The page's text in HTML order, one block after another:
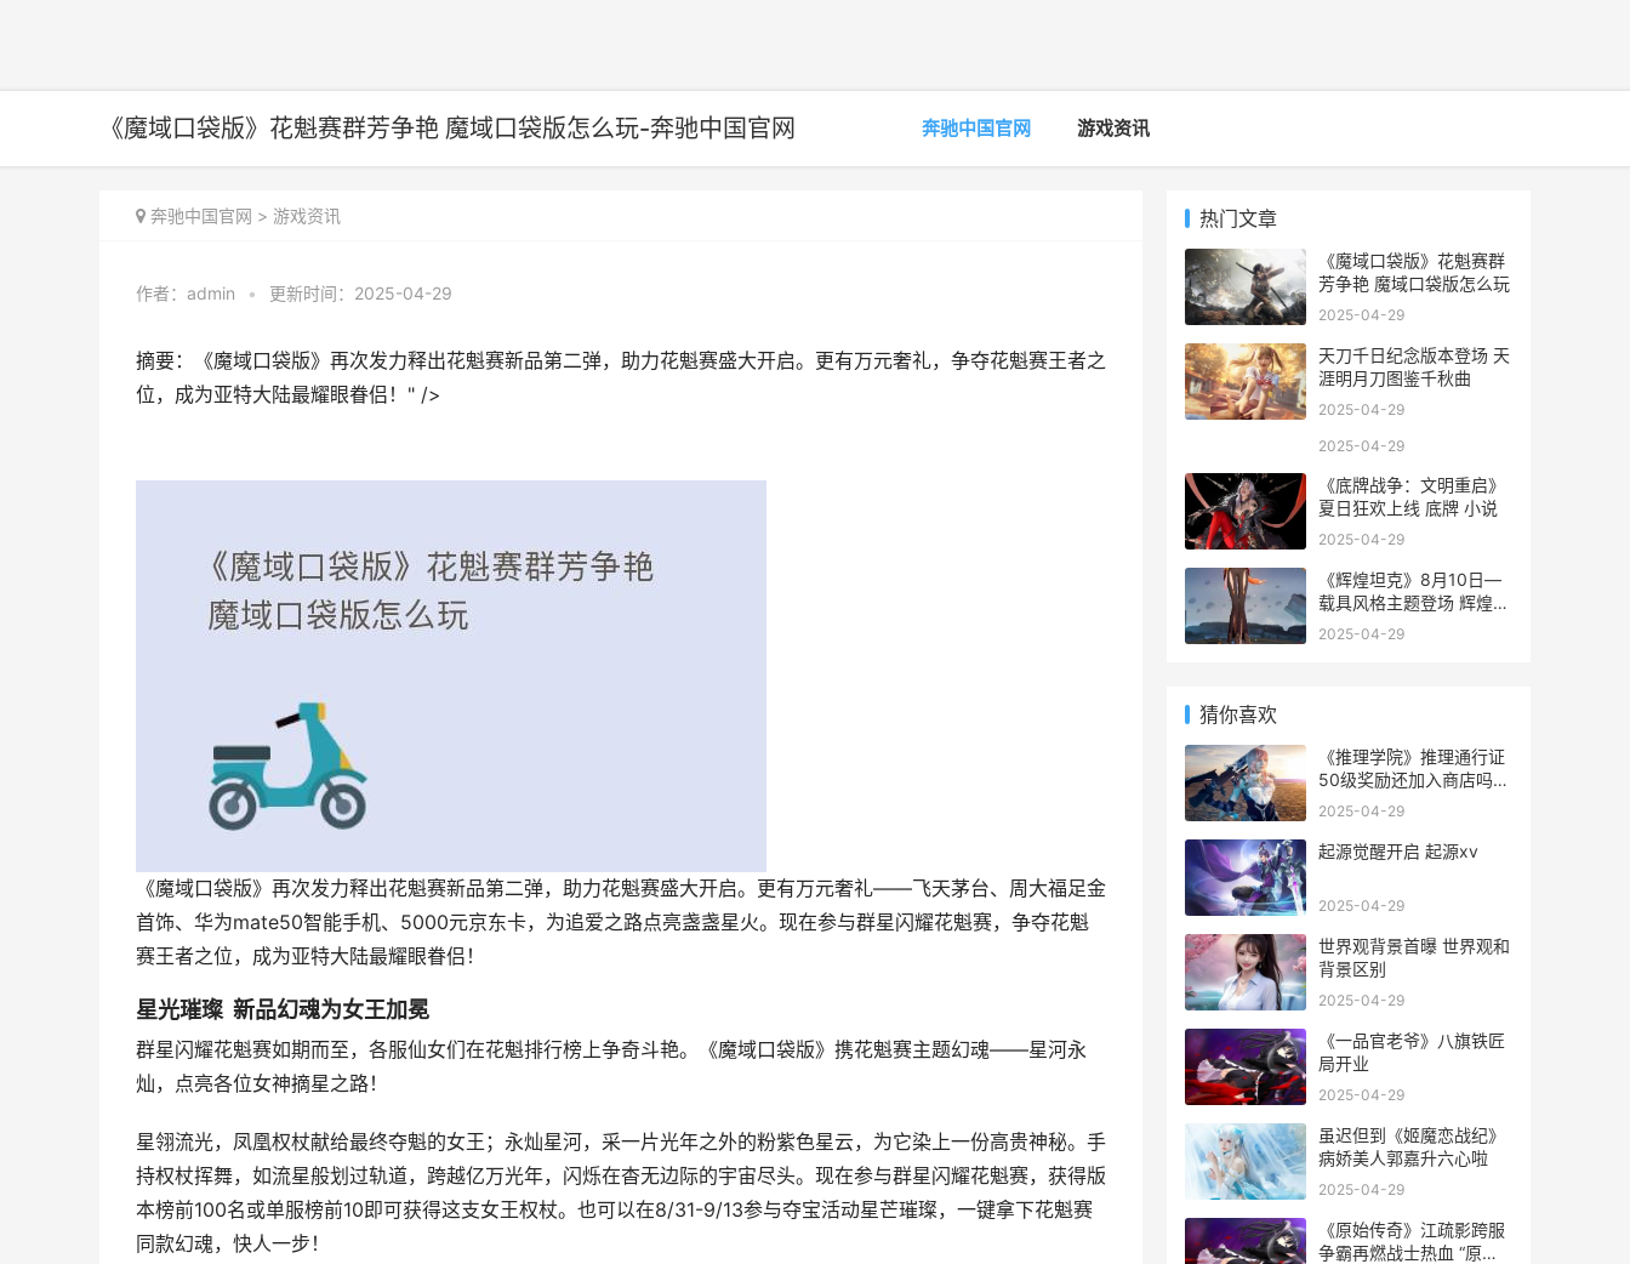
《魔域口袋版》花魁赛群芳争艳 魔域口袋版怎么玩-奔驰中国官网 奔驰中国官网 游戏资讯
奔驰中国官网 > 游戏资讯
作者： admin • 更新时间：2025-04-29
摘要：《魔域口袋版》再次发力释出花魁赛新品第二弹，助力花魁赛盛大开启。更有万元奢礼，争夺花魁赛王者之
位，成为亚特大陆最耀眼眷侣！" />
《魔域口袋版》再次发力释出花魁赛新品第二弹，助力花魁赛盛大开启。更有万元奢礼——飞天茅台、周大福足金
首饰、华为mate50智能手机、5000元京东卡，为追爱之路点亮盏盏星火。现在参与群星闪耀花魁赛，争夺花魁
赛王者之位，成为亚特大陆最耀眼眷侣！
星光璀璨 新品幻魂为女王加冕
群星闪耀花魁赛如期而至，各服仙女们在花魁排行榜上争奇斗艳。《魔域口袋版》携花魁赛主题幻魂——星河永
灿，点亮各位女神摘星之路！
星翎流光，凤凰权杖献给最终夺魁的女王；永灿星河，采一片光年之外的粉紫色星云，为它染上一份高贵神秘。手
持权杖挥舞，如流星般划过轨道，跨越亿万光年，闪烁在杳无边际的宇宙尽头。现在参与群星闪耀花魁赛，获得版
本榜前100名或单服榜前10即可获得这支女王权杖。也可以在8/31-9/13参与夺宝活动星芒璀璨，一键拿下花魁赛
同款幻魂，快人一步！
热门文章
《魔域口袋版》花魁赛群
芳争艳 魔域口袋版怎么玩
2025-04-29
天刀千日纪念版本登场 天
涯明月刀图鉴千秋曲
2025-04-29
2025-04-29
《底牌战争：文明重启》
夏日狂欢上线 底牌 小说
2025-04-29
《辉煌坦克》8月10日—
载具风格主题登场 辉煌最
新奔驰中国官网
2025-04-29
猜你喜欢
《推理学院》推理通行证
50级奖励还加入商店吗
推理学院好玩吗
2025-04-29
起源觉醒开启 起源xv
2025-04-29
世界观背景首曝 世界观和
背景区别
2025-04-29
《一品官老爷》八旗铁匠
局开业
2025-04-29
虽迟但到《姬魔恋战纪》
病娇美人郭嘉升六心啦
2025-04-29
《原始传奇》江疏影跨服
争霸再燃战士热血 “原始